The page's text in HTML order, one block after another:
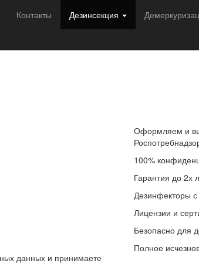
Контакты Дезинсекция
насекомых навсегда!
с 2013 года. Мы не
данных и принимаете
Оформляем и
100%
Гарантия до 2х
Дезинфекторы
Лицензии и
Безопасно для
Полное